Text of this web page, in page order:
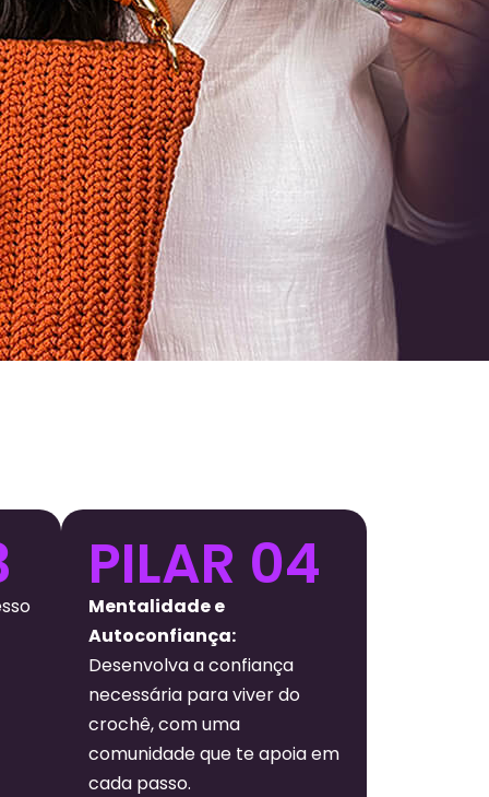
PILAR 04
Mentalidade e
Autoconfiança:
Desenvolva a confiança
necessária para viver do
crochê, com uma
comunidade que te apoia em
cada passo.